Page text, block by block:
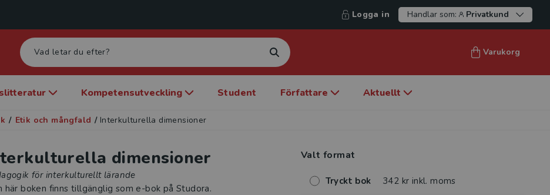
Logga in Handlar som: Privatkund
Varukorg
Kompetensutveckling Student Författare Aktuellt
/ Etik och mångfald / Interkulturella dimensioner
dimensioner
för interkulturellt lärande
här boken finns tillgänglig som e-bok på Studora.
Valt format
Tryckt bok 342 kr inkl. moms